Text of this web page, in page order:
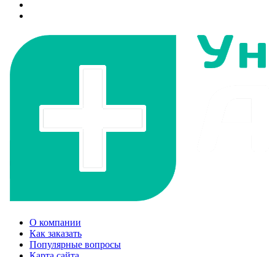
О компании
Как заказать
Популярные вопросы